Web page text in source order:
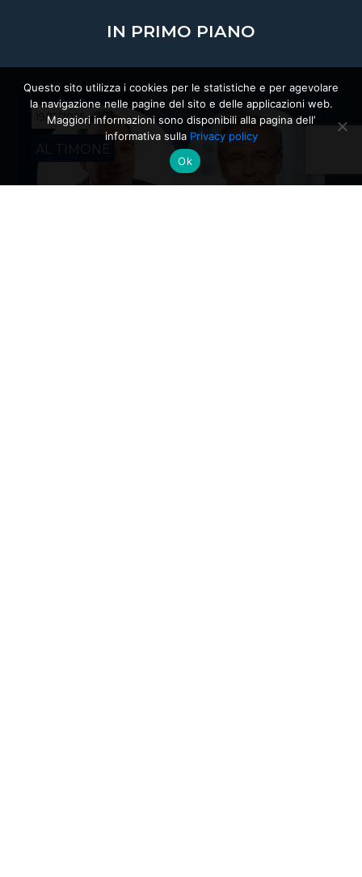
IN PRIMO PIANO
19/12/2025
AL TIMONE
Questo sito utilizza i cookies per le statistiche e per agevolare
la navigazione nelle pagine del sito e delle applicazioni web.
Maggiori informazioni sono disponibili alla pagina dell’
informativa sulla Privacy policy
Ok